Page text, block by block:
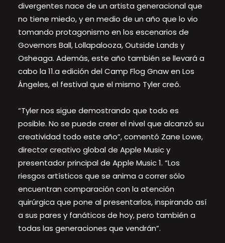
divergentes nace de un artista generacional que
no tiene miedo, y en medio de un año que lo vio
tomando protagonismo en los escenarios de
Governors Ball, Lollapalooza, Outside Lands y
Osheaga. Además, este año también se llevará a
cabo la 11.a edición del Camp Flog Gnaw en Los
Ángeles, el festival que el mismo Tyler creó.
“Tyler nos sigue demostrando que todo es
posible. No se puede creer el nivel que alcanzó su
creatividad todo este año”, comentó Zane Lowe,
director creativo global de Apple Music y
presentador principal de Apple Music 1. “Los
riesgos artísticos que se anima a correr sólo
encuentran comparación con la atención
quirúrgica que pone al presentarlos, inspirando así
a sus pares y fanáticos de hoy, pero también a
todas las generaciones que vendrán”.